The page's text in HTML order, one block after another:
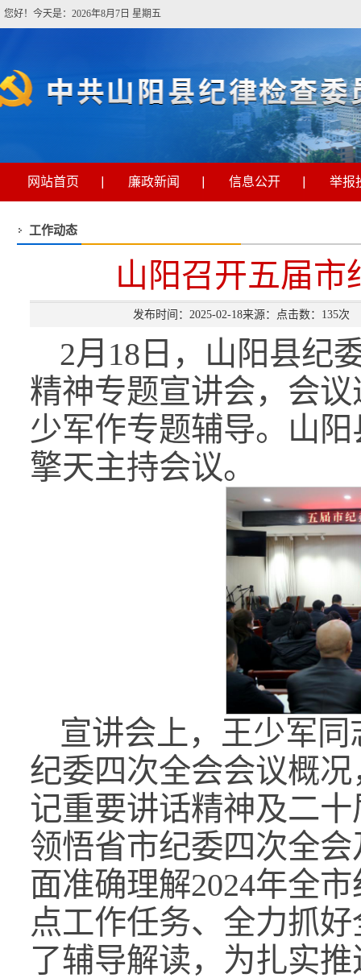
您好！今天是：2026年8月7日 星期五
网站首页 廉政新闻 信息公开 举报
工作动态
山阳召开五届市
发布时间：2025-02-18来源：点击数： 135次
2月18日，山阳县纪
精神专题宣讲会，会
少军作专题辅导。山
擎天主持会议。
宣讲会上，王少军
纪委四次全会会议概
记重要讲话精神及二
领悟省市纪委四次全
面准确理解2024年全
点工作任务、全力抓
了辅导解读，为扎实